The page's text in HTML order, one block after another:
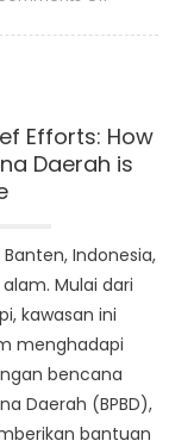
Melihat
Efforts: How
Daerah is
Indonesia,
Mulai dari
kawasan ini
menghadapi
bencana
Daerah (BPBD),
bantuan